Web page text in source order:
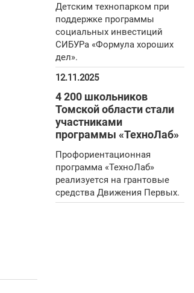
Детским технопарком при
поддержке программы
социальных инвестиций
СИБУРа «Формула хороших
дел».
12.11.2025
4 200 школьников
Томской области стали
участниками
программы «ТехноЛаб»
Профориентационная
программа «ТехноЛаб»
реализуется на грантовые
средства Движения Первых.